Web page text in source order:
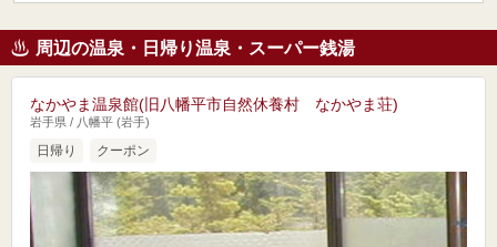
周辺の温泉・日帰り温泉・スーパー銭湯
なかやま温泉館(旧八幡平市自然休養村 なかやま荘)
岩手県 / 八幡平 (岩手)
日帰り クーポン